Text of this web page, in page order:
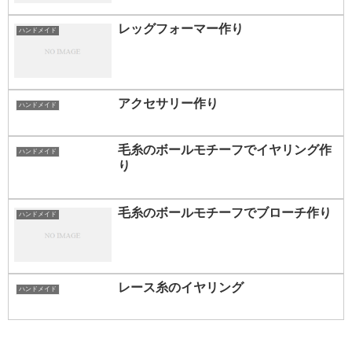
ハンドメイド レッグフォーマー作り
ハンドメイド アクセサリー作り
ハンドメイド
毛糸のボールモチーフでイヤリング作
り
ハンドメイド 毛糸のボールモチーフでブローチ作り
ハンドメイド レース糸のイヤリング